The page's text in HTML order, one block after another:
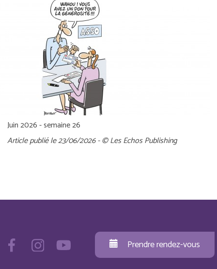
Juin 2026 - semaine 26
Article publié le 23/06/2026 - © Les Echos Publishing
Prendre rendez-vous